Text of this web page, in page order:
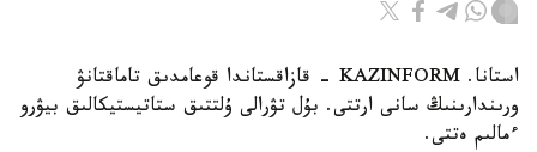
استانا. KAZINFORM - قازاقستاندا قوعامدىق تاماقتانۋ
ورىندارىنىڭ سانى ارتتى. بۇل تۋرالى ۇلتتىق ستاتيستيكالىق بيۋرو
ءمالىم ەتتى.